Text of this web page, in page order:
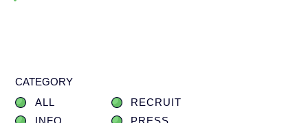
CATEGORY
ALL
RECRUIT